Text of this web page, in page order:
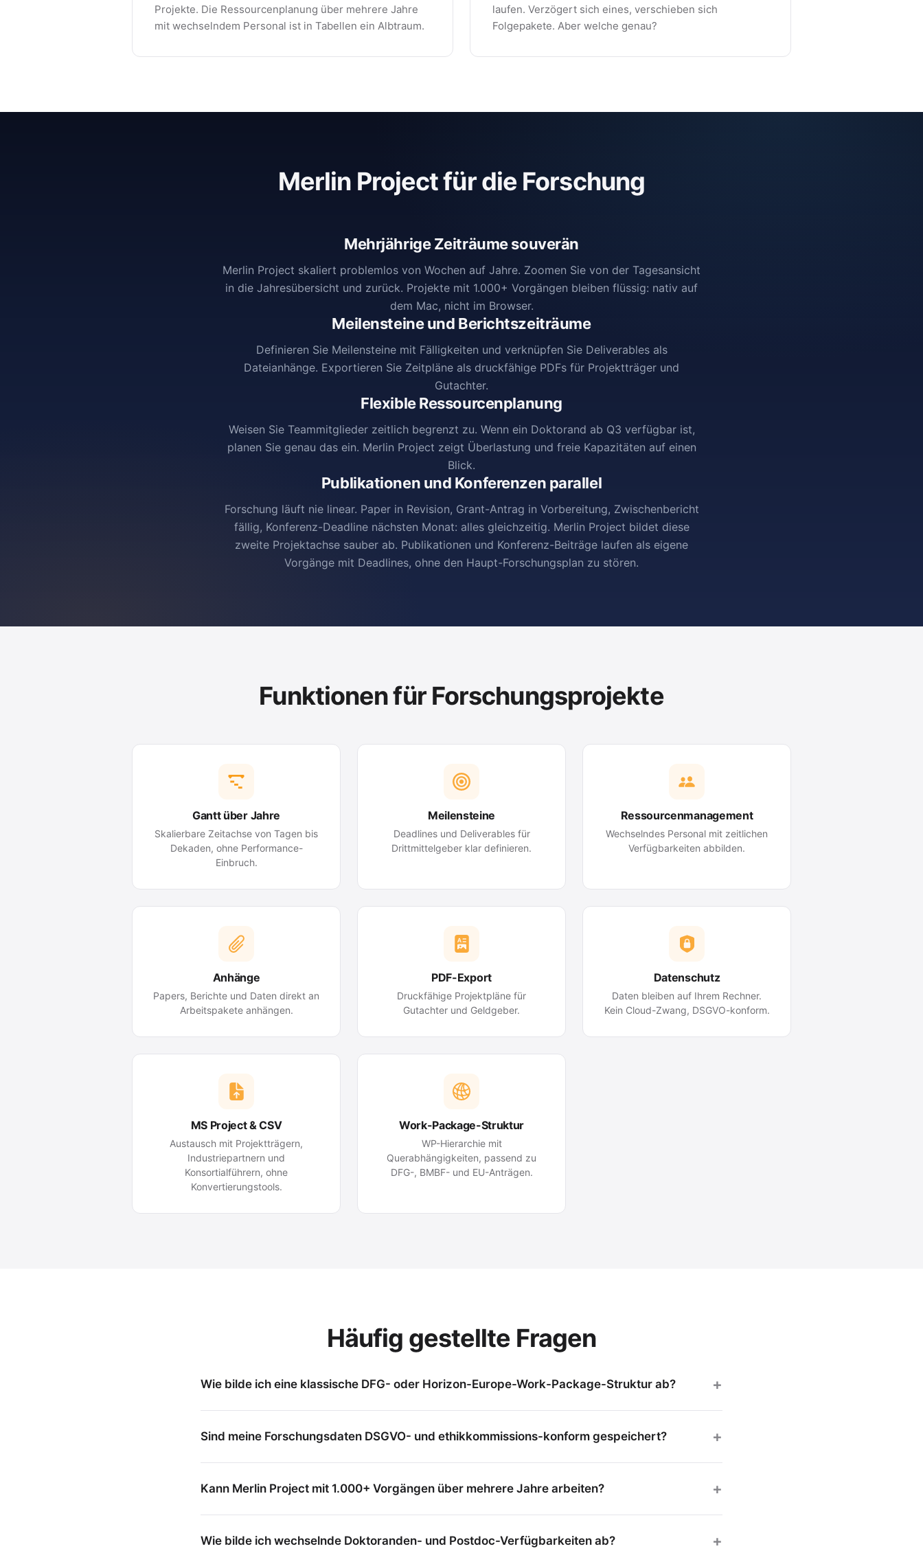
Projekte. Die Ressourcenplanung über mehrere Jahre
mit wechselndem Personal ist in Tabellen ein Albtraum.
laufen. Verzögert sich eines, verschieben sich
Folgepakete. Aber welche genau?
Merlin Project für die Forschung
Mehrjährige Zeiträume souverän
Merlin Project skaliert problemlos von Wochen auf Jahre. Zoomen Sie von der Tagesansicht
in die Jahresübersicht und zurück. Projekte mit 1.000+ Vorgängen bleiben flüssig: nativ auf
dem Mac, nicht im Browser.
Meilensteine und Berichtszeiträume
Definieren Sie Meilensteine mit Fälligkeiten und verknüpfen Sie Deliverables als
Dateianhänge. Exportieren Sie Zeitpläne als druckfähige PDFs für Projektträger und
Gutachter.
Flexible Ressourcenplanung
Weisen Sie Teammitglieder zeitlich begrenzt zu. Wenn ein Doktorand ab Q3 verfügbar ist,
planen Sie genau das ein. Merlin Project zeigt Überlastung und freie Kapazitäten auf einen
Blick.
Publikationen und Konferenzen parallel
Forschung läuft nie linear. Paper in Revision, Grant-Antrag in Vorbereitung, Zwischenbericht
fällig, Konferenz-Deadline nächsten Monat: alles gleichzeitig. Merlin Project bildet diese
zweite Projektachse sauber ab. Publikationen und Konferenz-Beiträge laufen als eigene
Vorgänge mit Deadlines, ohne den Haupt-Forschungsplan zu stören.
Funktionen für Forschungsprojekte
Gantt über Jahre
Skalierbare Zeitachse von Tagen bis
Dekaden, ohne Performance-
Einbruch.
Meilensteine
Deadlines und Deliverables für
Drittmittelgeber klar definieren.
Ressourcenmanagement
Wechselndes Personal mit zeitlichen
Verfügbarkeiten abbilden.
Anhänge
Papers, Berichte und Daten direkt an
Arbeitspakete anhängen.
PDF-Export
Druckfähige Projektpläne für
Gutachter und Geldgeber.
Datenschutz
Daten bleiben auf Ihrem Rechner.
Kein Cloud-Zwang, DSGVO-konform.
MS Project & CSV
Austausch mit Projektträgern,
Industriepartnern und
Konsortialführern, ohne
Konvertierungstools.
Work-Package-Struktur
WP-Hierarchie mit
Querabhängigkeiten, passend zu
DFG-, BMBF- und EU-Anträgen.
Häufig gestellte Fragen
Wie bilde ich eine klassische DFG- oder Horizon-Europe-Work-Package-Struktur ab?
Sind meine Forschungsdaten DSGVO- und ethikkommissions-konform gespeichert?
Kann Merlin Project mit 1.000+ Vorgängen über mehrere Jahre arbeiten?
Wie bilde ich wechselnde Doktoranden- und Postdoc-Verfügbarkeiten ab?